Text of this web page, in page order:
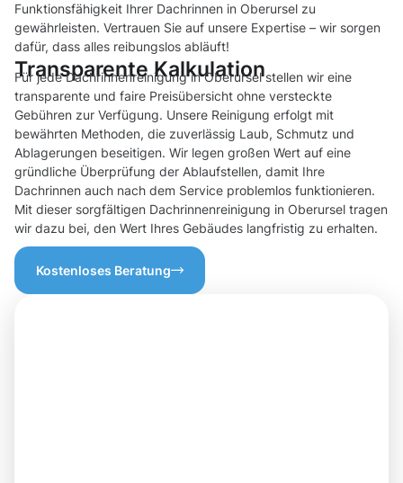
Funktionsfähigkeit Ihrer Dachrinnen in Oberursel zu
gewährleisten. Vertrauen Sie auf unsere Expertise – wir sorgen
dafür, dass alles reibungslos abläuft!
Transparente Kalkulation
Für jede Dachrinnenreinigung in Oberursel stellen wir eine
transparente und faire Preisübersicht ohne versteckte
Gebühren zur Verfügung. Unsere Reinigung erfolgt mit
bewährten Methoden, die zuverlässig Laub, Schmutz und
Ablagerungen beseitigen. Wir legen großen Wert auf eine
gründliche Überprüfung der Ablaufstellen, damit Ihre
Dachrinnen auch nach dem Service problemlos funktionieren.
Mit dieser sorgfältigen Dachrinnenreinigung in Oberursel tragen
wir dazu bei, den Wert Ihres Gebäudes langfristig zu erhalten.
Kostenloses Beratung